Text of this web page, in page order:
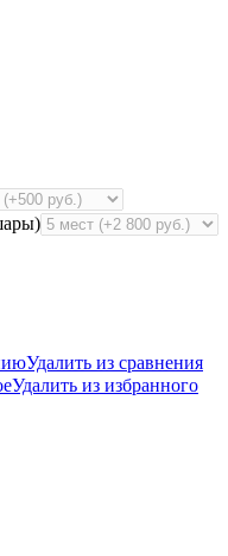
Удалить из сравнения
Удалить из избранного